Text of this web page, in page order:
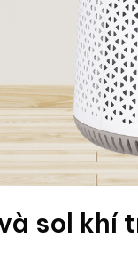
sol khí